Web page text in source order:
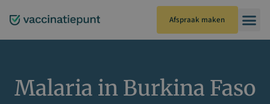
naar
inhoud
Afspraak maken
Malaria in Burkina Faso